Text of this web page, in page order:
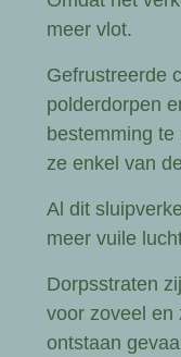
meer vlot.
Gefrustreerde
polderdorpen
bestemming
ze enkel van
Al dit
meer vuile
Dorpsstraten
voor zoveel en
ontstaan